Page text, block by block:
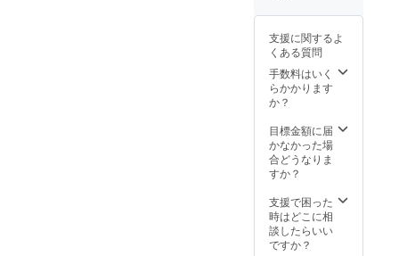
方は、
テレ
ワーク
できる
スペー
スや宿
案内で
きま
す。 *鎌
費や滞
在費は
ご自身
でご負
商品の
ラベル
に表記
されま
す。 ※
一枚目
の使い
捨て容
器
が、こ
れが新
容器に
置き換
欄に1
セット
5000円
×希望
セット
数分を
考欄に
その旨
をご記
メール
バック
（テイ
クアウ
ト用）
１つ 本
ズ 横x
縦： 約
300×36
0mm（
含む
530mm
）
※2022
対応）
導入サ
ポート
（導入
マニュ
アル＋
POPテ
ンプ
レート
＋A6サ
ラシを
デジタ
ルデー
タでお
支援に関するよ
くある質問
手数料はいく
らかかります
か？
目標金額に届
かなかった場
合どうなりま
すか？
支援で困った
時はどこに相
談したらいい
ですか？